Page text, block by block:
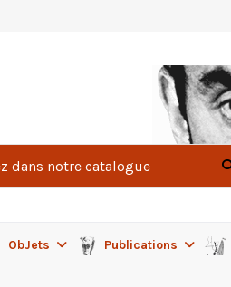
ObJets Publications